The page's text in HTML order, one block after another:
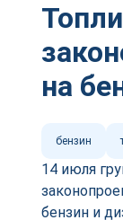
на
бензин
14 июля
бензин и